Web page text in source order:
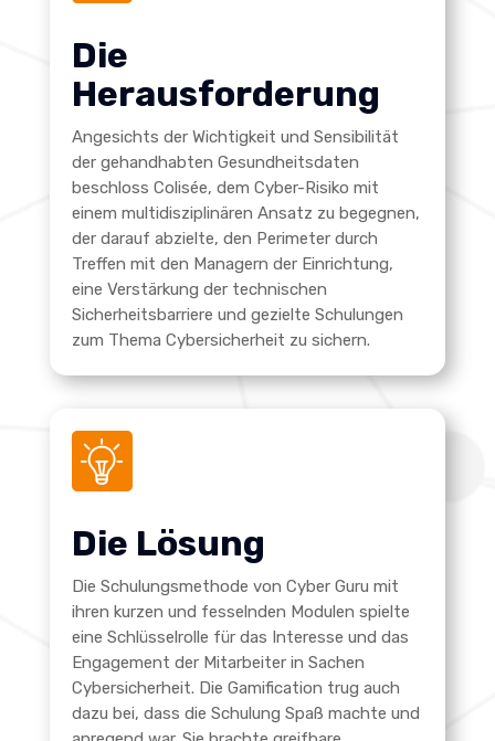
Die
Herausforderung
Angesichts der Wichtigkeit und Sensibilität
der gehandhabten Gesundheitsdaten
beschloss Colisée, dem Cyber-Risiko mit
einem multidisziplinären Ansatz zu begegnen,
der darauf abzielte, den Perimeter durch
Treffen mit den Managern der Einrichtung,
eine Verstärkung der technischen
Sicherheitsbarriere und gezielte Schulungen
zum Thema Cybersicherheit zu sichern.
Die Lösung
Die Schulungsmethode von Cyber Guru mit
ihren kurzen und fesselnden Modulen spielte
eine Schlüsselrolle für das Interesse und das
Engagement der Mitarbeiter in Sachen
Cybersicherheit. Die Gamification trug auch
dazu bei, dass die Schulung Spaß machte und